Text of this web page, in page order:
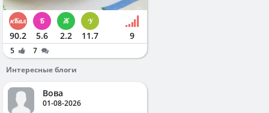
90.2 5.6 2.2 11.7 9
5
7
Интересные блоги
Вова
01-08-2026